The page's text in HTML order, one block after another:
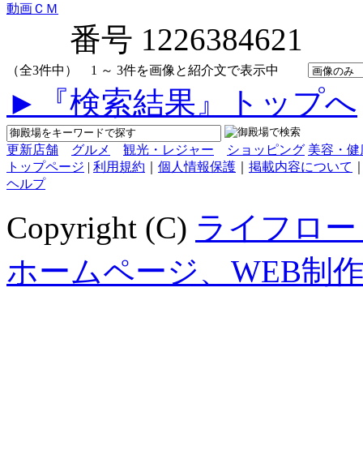
動画ＣＭ
番号 1226384621
（全3件中） 1 ～ 3件を画像と紹介文で表示中
►『検索結果』トップへ
更新店舗 グルメ 観光・レジャー ショッピング 美容・健
トップページ | 利用規約 個人情報保護 掲載内容について
ヘルプ
Copyright (C) ライフロ
ホームページ、WEB制